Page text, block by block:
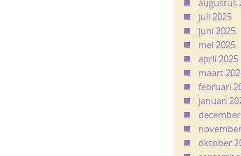
juli 2025
juni 2025
mei 2025
april 2025
maart
februari
januari
oktober